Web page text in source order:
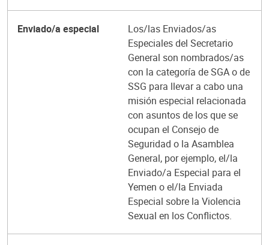
Enviado/a especial
Los/las Enviados/as
Especiales del Secretario
General son nombrados/as
con la categoría de SGA o de
SSG para llevar a cabo una
misión especial relacionada
con asuntos de los que se
ocupan el Consejo de
Seguridad o la Asamblea
General, por ejemplo, el/la
Enviado/a Especial para el
Yemen o el/la Enviada
Especial sobre la Violencia
Sexual en los Conflictos.